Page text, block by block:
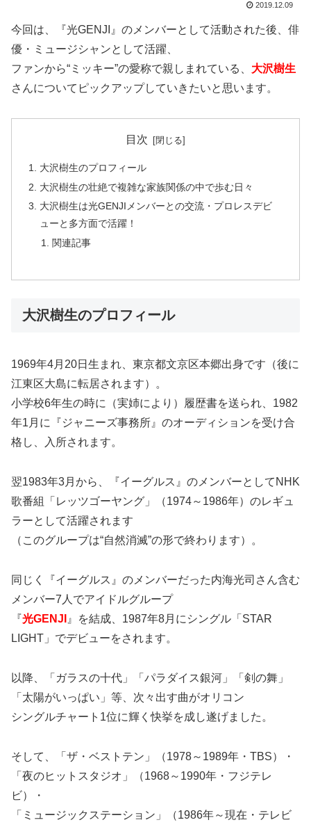
2019.12.09
今回は、『光GENJI』のメンバーとして活動された後、俳
優・ミュージシャンとして活躍、
ファンから“ミッキー”の愛称で親しまれている、 大沢樹生
さんについてピックアップしていきたいと思います。
目次
大沢樹生のプロフィール
大沢樹生の壮絶で複雑な家族関係の中で歩む日々
大沢樹生は光GENJIメンバーとの交流・プロレスデビ
ューと多方面で活躍！
関連記事
大沢樹生のプロフィール
1969年4月20日生まれ、東京都文京区本郷出身です（後に
江東区大島に転居されます）。
小学校6年生の時に（実姉により）履歴書を送られ、1982
年1月に『ジャニーズ事務所』のオーディションを受け合
格し、入所されます。
翌1983年3月から、『イーグルス』のメンバーとしてNHK
歌番組「レッツゴーヤング」（1974～1986年）のレギュ
ラーとして活躍されます
（このグループは“自然消滅”の形で終わります）。
同じく『イーグルス』のメンバーだった内海光司さん含む
メンバー7人でアイドルグループ
『光GENJI 』を結成、1987年8月にシングル「STAR
LIGHT」でデビューをされます。
以降、「ガラスの十代」「パラダイス銀河」「剣の舞」
「太陽がいっぱい」等、次々出す曲がオリコン
シングルチャート1位に輝く快挙を成し遂げました。
そして、「ザ・ベストテン」（1978～1989年・TBS）・
「夜のヒットスタジオ」（1968～1990年・フジテレ
ビ）・
「ミュージックステーション」（1986年～現在・テレビ